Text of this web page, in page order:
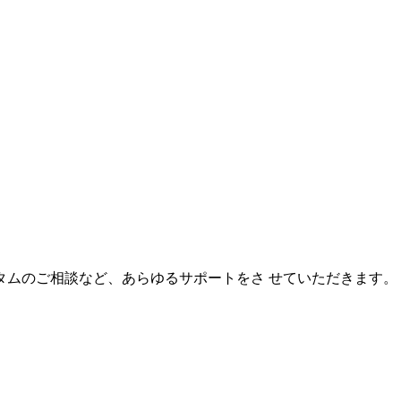
のご相談など、あらゆるサポートをさ せていただきます。